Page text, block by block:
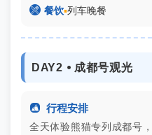
 餐饮▪列车晚餐
DAY2 ⦁ 成都号观光
 行程安排
全天体验熊猫专列成都号